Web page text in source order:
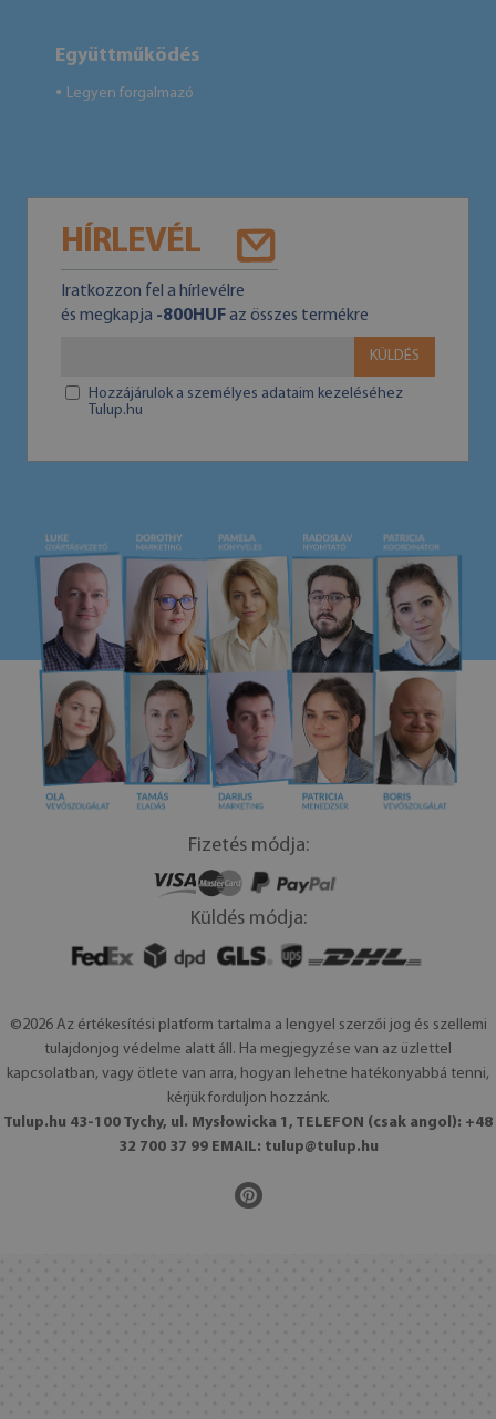
Együttműködés
● Legyen forgalmazó
HÍRLEVÉL
Iratkozzon fel a hírlevélre
és megkapja -800HUFaz összes termékre
KÜLDÉS
Hozzájárulok a személyes adataim kezeléséhez
Tulup.hu
Fizetés módja:
Küldés módja:
©2026 Az értékesítési platform tartalma a lengyel szerzői jog és szellemi
tulajdonjog védelme alatt áll. Ha megjegyzése van az üzlettel
kapcsolatban, vagy ötlete van arra, hogyan lehetne hatékonyabbá tenni,
kérjük forduljon hozzánk.
Tulup.hu 43-100 Tychy, ul. Mysłowicka 1, TELEFON (csak angol): +48
32 700 37 99 EMAIL: tulup@tulup.hu